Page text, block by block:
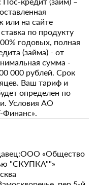
или на сайте
по продукту
годовых, полная
(займа) - от
сумма -
000 рублей. Срок
Ваш тариф и
определен по
Условия АО
«Общество
"СКУПКА""»